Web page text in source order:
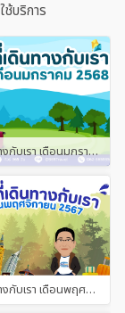
ช้บริการ
ลูกค้าที่เดินทางกับเรา เดือนมกราคม 2568
ลูกค้าที่เดินทางกับเรา เดือนพฤศจิกายน 2567